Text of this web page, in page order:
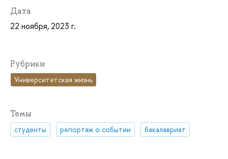
Дата
22 ноября, 2023 г.
Рубрики
Университетская жизнь
Темы
студенты репортаж о событии бакалавриат